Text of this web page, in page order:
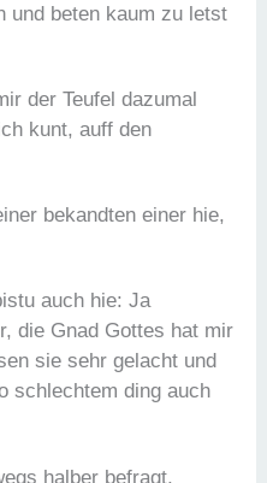
und beten kaum zu letst
der Teufel dazumal
kunt, auff den
bekandten einer hie,
auch hie: Ja
die Gnad Gottes hat mir
sie sehr gelacht und
schlechtem ding auch
halber befragt,